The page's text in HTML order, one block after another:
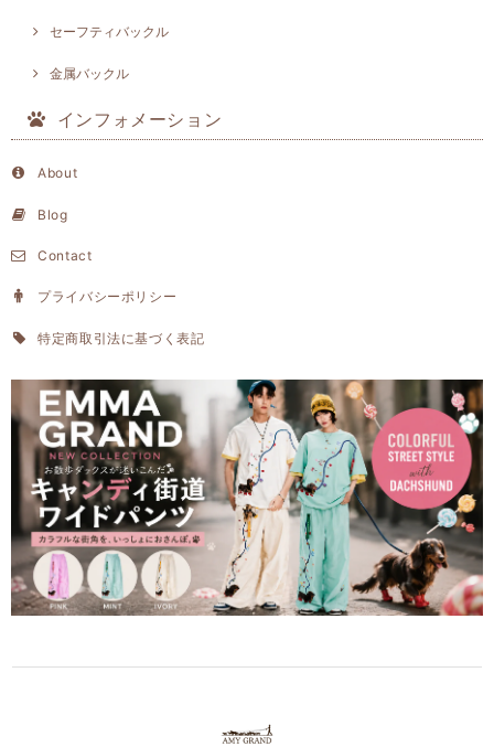
セーフティバックル
金属バックル
インフォメーション
About
Blog
Contact
プライバシーポリシー
特定商取引法に基づく表記